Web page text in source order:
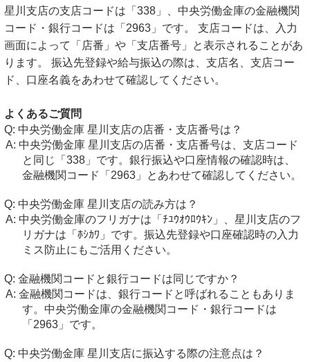
星川支店の支店コードは「338」、中央労働金庫の金融機関
コード・銀行コードは「2963」です。 支店コードは、入力
画面によって「店番」や「支店番号」と表示されることがあ
ります。 振込先登録や給与振込の際は、支店名、支店コー
ド、口座名義をあわせて確認してください。
よくあるご質問
中央労働金庫 星川支店の店番・支店番号は？
中央労働金庫 星川支店の店番・支店番号は、支店コード
と同じ「338」です。銀行振込や口座情報の確認時は、
金融機関コード「2963」とあわせて確認してください。
中央労働金庫 星川支店の読み方は？
中央労働金庫のフリガナは「ﾁﾕｳｵｳﾛｳｷﾝ」、星川支店のフ
リガナは「ﾎｼｶﾜ」です。振込先登録や口座確認時の入力
ミス防止にもご活用ください。
金融機関コードと銀行コードは同じですか？
金融機関コードは、銀行コードと呼ばれることもありま
す。中央労働金庫の金融機関コード・銀行コードは
「2963」です。
中央労働金庫 星川支店に振込する際の注意点は？